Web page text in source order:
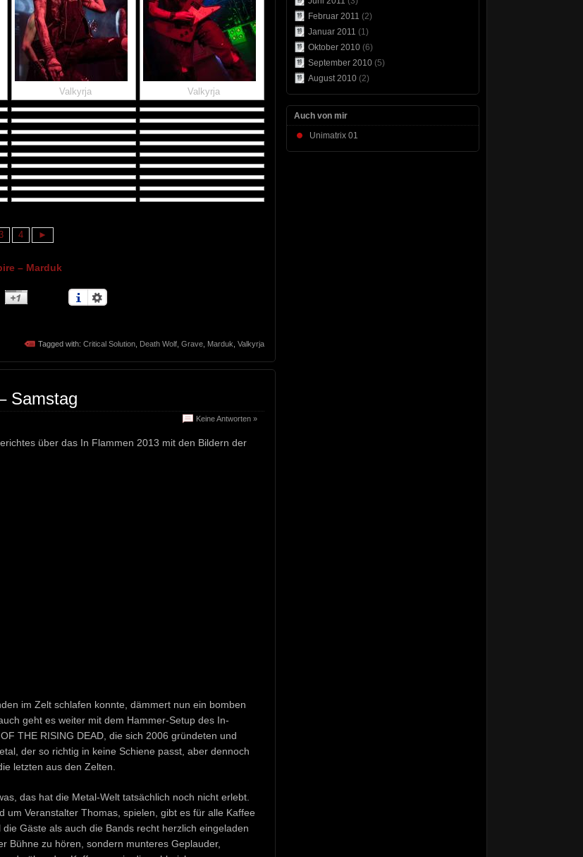
Valkyrja Valkyrja
4 ►
– Marduk
Tagged with: Critical Solution, Death Wolf, Grave, Marduk, Valkyrja
Samstag
Keine Antworten »
über das In Flammen 2013 mit den Bildern der
im Zelt schlafen konnte, dämmert nun ein bomben
geht es weiter mit dem Hammer-Setup des In-
THE RISING DEAD, die sich 2006 gründeten und
der so richtig in keine Schiene passt, aber dennoch
letzten aus den Zelten.
das hat die Metal-Welt tatsächlich noch nicht erlebt.
Veranstalter Thomas, spielen, gibt es für alle Kaffee
Gäste als auch die Bands recht herzlich eingeladen
Bühne zu hören, sondern munteres Geplauder,
Februar 2011 (2)
Januar 2011 (1)
Oktober 2010 (6)
September 2010 (5)
August 2010 (2)
Auch von mir
Unimatrix 01